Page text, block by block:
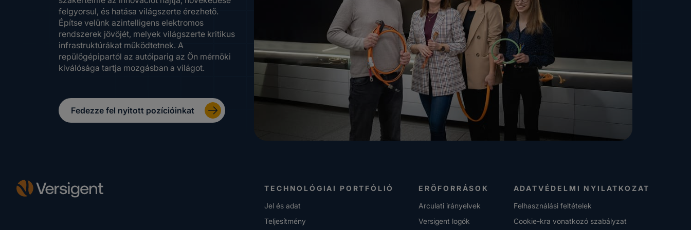
felgyorsul, és hatása világszerte érezhető.
Építse velünk azintelligens elektromos
rendszerek jövőjét, melyek világszerte kritikus
infrastruktúrákat működtetnek. A
repülőgépipartól az autóiparig az Ön mérnöki
kiválósága tartja mozgásban a világot.
Fedezze fel nyitott pozícióinkat
TECHNOLÓGIAI PORTFÓLIÓ
Jel és adat
Teljesítmény
ERŐFORRÁSOK
Arculati irányelvek
Versigent logók
ADATVÉDELMI NYILATKOZAT
Felhasználási feltételek
Cookie-kra vonatkozó szabályzat